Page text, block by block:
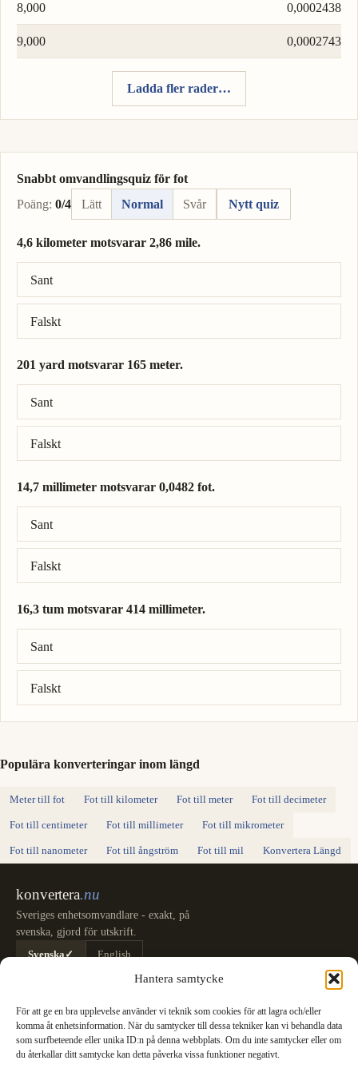
Hantera samtycke
För att ge en bra upplevelse använder vi teknik som cookies för att lagra och/eller
komma åt enhetsinformation. När du samtycker till dessa tekniker kan vi behandla data
som surfbeteende eller unika ID:n på denna webbplats. Om du inte samtycker eller om
du återkallar ditt samtycke kan detta påverka vissa funktioner negativt.
8,000 0,0002438
9,000 0,0002743
Ladda fler rader…
Snabbt omvandlingsquiz för fot
Poäng: 0/4 Lätt Normal Svår Nytt quiz
4,6 kilometer motsvarar 2,86 mile.
Sant
Falskt
Rätt svar: 4,6 kilometer = 2,86 mile.
201 yard motsvarar 165 meter.
Sant
Falskt
Rätt svar: 201 yard = 184 meter.
14,7 millimeter motsvarar 0,0482 fot.
Sant
Falskt
Rätt svar: 14,7 millimeter = 0,0482 fot.
16,3 tum motsvarar 414 millimeter.
Sant
Falskt
Rätt svar: 16,3 tum = 414 millimeter.
Populära konverteringar inom längd
Meter till fot Fot till kilometer Fot till meter Fot till decimeter
Fot till centimeter Fot till millimeter Fot till mikrometer
Fot till nanometer Fot till ångström Fot till mil Konvertera Längd
konvertera.nu
Sveriges enhetsomvandlare - exakt, på
svenska, gjord för utskrift.
Svenska✓
English
Datalagring
DatahastighetBränsleförbrukning
Alla omvandlare
Information
SI-Systemet: SI-enheternas definition